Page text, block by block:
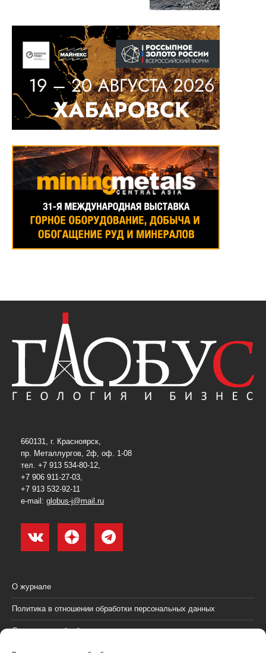
660131, г. Красноярск,
пр. Металлургов, 2ф, оф. 1-08
тел. +7 913 534-80-12,
+7 906 911-27-03,
+7 913 532-92-11
e-mail: globus-j@mail.ru
О журнале
Политика в отношении обработки персональных данных
Согласие на обработку персональных данных